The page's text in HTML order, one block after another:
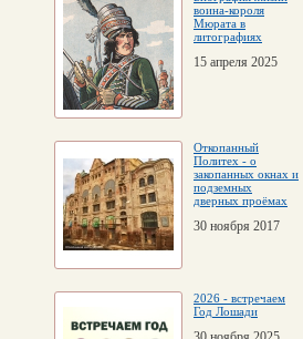
воина-короля
Мюрата в
литографиях
15 апреля 2025
Откопанный
Политех - о
закопанных окнах и
подземных
дверных проёмах
30 ноября 2017
2026 - встречаем
Год Лошади